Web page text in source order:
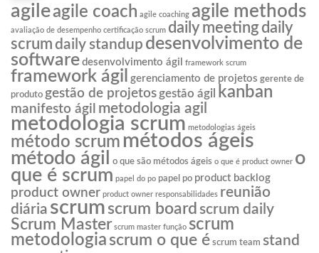
agileagile coach agile coaching agile methods
avaliação de desempenho certificação scrum daily meeting daily
scrumdaily standup desenvolvimento de
software desenvolvimento ágil framework scrum
framework ágil gerenciamento de projetos gerente de
produto gestão de projetos gestão ágil kanban
manifesto ágil metodologia agil
metodologia scrum metodologias ágeis
método scrum métodos ágeis
método ágil o que são métodos ágeis o que é product owner o
que é scrum papel do po papel po product backlog
product owner product owner responsabilidades reunião
diária scrum scrum board scrum daily
Scrum Master scrum master função scrum
metodologia scrum o que é scrum team stand